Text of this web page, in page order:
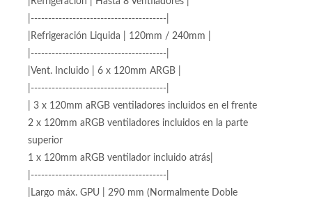
|Motherboards | ATX y microATX |
|---------------------------------------|
|Refrigeración | Hasta 8 Ventiladores |
|---------------------------------------|
|Refrigeración Liquida | 120mm / 240mm |
|---------------------------------------|
|Vent. Incluido | 6 x 120mm ARGB |
|---------------------------------------|
| 3 x 120mm aRGB ventiladores incluidos en el frente
2 x 120mm aRGB ventiladores incluidos en la parte
superior